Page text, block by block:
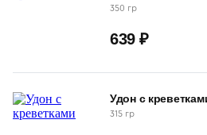
350 гр
639 ₽
Удон с
315 гр